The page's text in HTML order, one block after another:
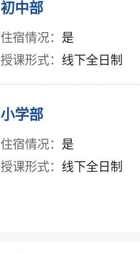
初中部
住宿情况： 是
授课形式： 线下全日制
小学部
住宿情况： 是
授课形式： 线下全日制